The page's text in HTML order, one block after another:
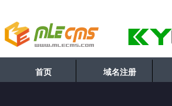
首页 域名注册